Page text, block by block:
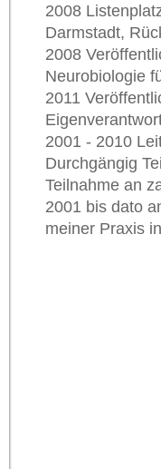
2008
Darmstadt,
2008
Neurobiologie
2011
2001 - 2010
Durchgängig
Teilnahme an
2001 bis dato
meiner Praxis